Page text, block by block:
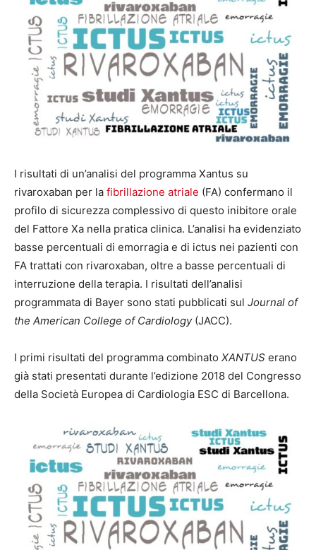
I risultati di un’analisi del programma Xantus su
rivaroxaban per la fibrillazione atriale (FA) confermano il
profilo di sicurezza complessivo di questo inibitore orale
del Fattore Xa nella pratica clinica. L’analisi ha evidenziato
basse percentuali di emorragia e di ictus nei pazienti con
FA trattati con rivaroxaban, oltre a basse percentuali di
interruzione della terapia. I risultati dell’analisi
programmata di Bayer sono stati pubblicati sul Journal of
the American College of Cardiology (JACC).
I primi risultati del programma combinato XANTUS erano
già stati presentati durante l’edizione 2018 del Congresso
della Società Europea di Cardiologia ESC di Barcellona.